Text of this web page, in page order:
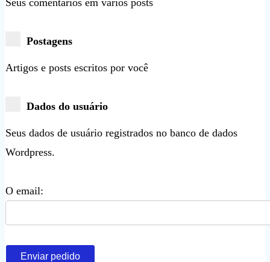
Postagens
Artigos e posts escritos por você
Dados do usuário
Seus dados de usuário registrados no banco de dados
Wordpress.
O email:
Enviar pedido